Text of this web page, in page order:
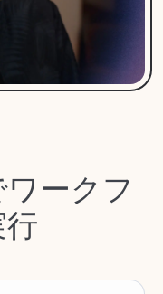
ークフ